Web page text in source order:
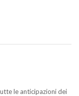
le anticipazioni dei